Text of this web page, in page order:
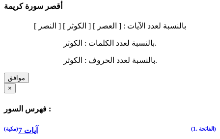
أقصر سورة كريمة
بالنسبة لعدد الآيات : [ العصر ] [ الكوثر ] [ النصر ]
بالنسبة لعدد الكلمات :الكوثر.
بالنسبة لعدد الحروف :الكوثر.
موافق
×
فهرس السور :
(1. الفاتحة) (مكية) 7 آيات